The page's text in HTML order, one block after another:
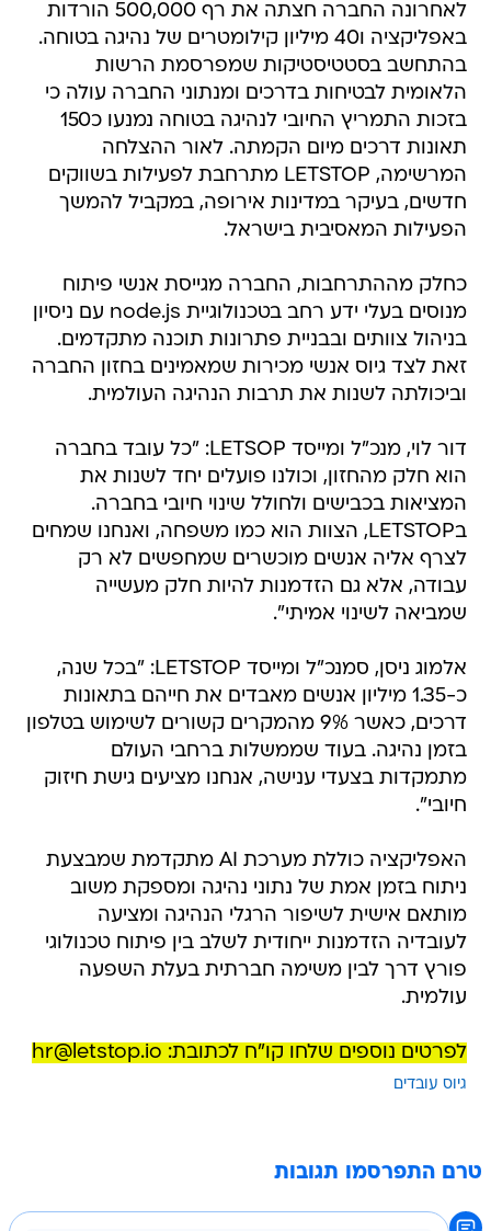
לאחרונה החברה חצתה את רף 500,000 הורדות
באפליקציה ו40 מיליון קילומטרים של נהיגה בטוחה.
בהתחשב בסטטיסטיקות שמפרסמת הרשות
הלאומית לבטיחות בדרכים ומנתוני החברה עולה כי
בזכות התמריץ החיובי לנהיגה בטוחה נמנעו כ150
תאונות דרכים מיום הקמתה. לאור ההצלחה
המרשימה, LETSTOP מתרחבת לפעילות בשווקים
חדשים, בעיקר במדינות אירופה, במקביל להמשך
הפעילות המאסיבית בישראל.
כחלק מההתרחבות, החברה מגייסת אנשי פיתוח
מנוסים בעלי ידע רחב בטכנולוגיית node.js עם ניסיון
בניהול צוותים ובבניית פתרונות תוכנה מתקדמים.
זאת לצד גיוס אנשי מכירות שמאמינים בחזון החברה
וביכולתה לשנות את תרבות הנהיגה העולמית.
דור לוי, מנכ"ל ומייסד LETSOP: "כל עובד בחברה
הוא חלק מהחזון, וכולנו פועלים יחד לשנות את
המציאות בכבישים ולחולל שינוי חיובי בחברה.
בLETSTOP, הצוות הוא כמו משפחה, ואנחנו שמחים
לצרף אליה אנשים מוכשרים שמחפשים לא רק
עבודה, אלא גם הזדמנות להיות חלק מעשייה
שמביאה לשינוי אמיתי".
אלמוג ניסן, סמנכ"ל ומייסד LETSTOP: "בכל שנה,
כ-1.35 מיליון אנשים מאבדים את חייהם בתאונות
דרכים, כאשר 9% מהמקרים קשורים לשימוש בטלפון
בזמן נהיגה. בעוד שממשלות ברחבי העולם
מתמקדות בצעדי ענישה, אנחנו מציעים גישת חיזוק
חיובי".
האפליקציה כוללת מערכת AI מתקדמת שמבצעת
ניתוח בזמן אמת של נתוני נהיגה ומספקת משוב
מותאם אישית לשיפור הרגלי הנהיגה ומציעה
לעובדיה הזדמנות ייחודית לשלב בין פיתוח טכנולוגי
פורץ דרך לבין משימה חברתית בעלת השפעה
עולמית.
לפרטים נוספים שלחו קו"ח לכתובת: hr@letstop.io
גיוס עובדים
טרם התפרסמו תגובות